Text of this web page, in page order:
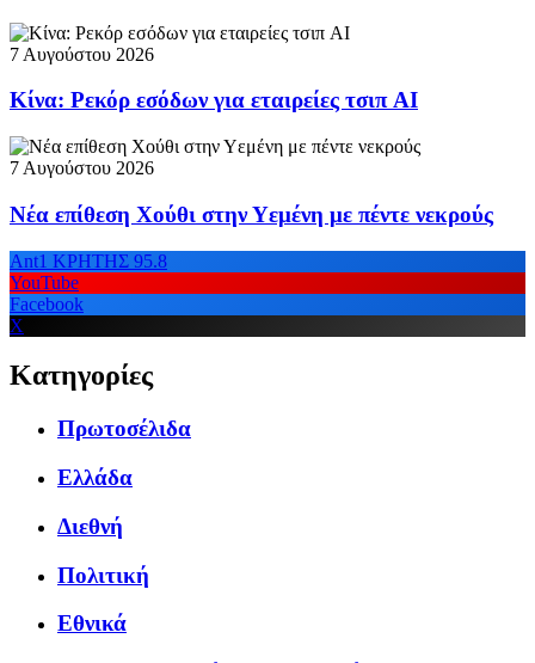
7 Αυγούστου 2026
Κίνα: Ρεκόρ εσόδων για εταιρείες τσιπ AI
7 Αυγούστου 2026
Νέα επίθεση Χούθι στην Υεμένη με πέντε νεκρούς
Ant1 ΚΡΗΤΗΣ 95.8
YouTube
Facebook
X
Κατηγορίες
Πρωτοσέλιδα
Ελλάδα
Διεθνή
Πολιτική
Εθνικά